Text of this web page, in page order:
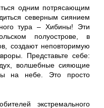
одним потрясающим
северным сиянием
тура – Хибины! Эти
полуострове, в
создают неповторимую
Представьте себе:
волшебные сияющие
на небе. Это просто
экстремального